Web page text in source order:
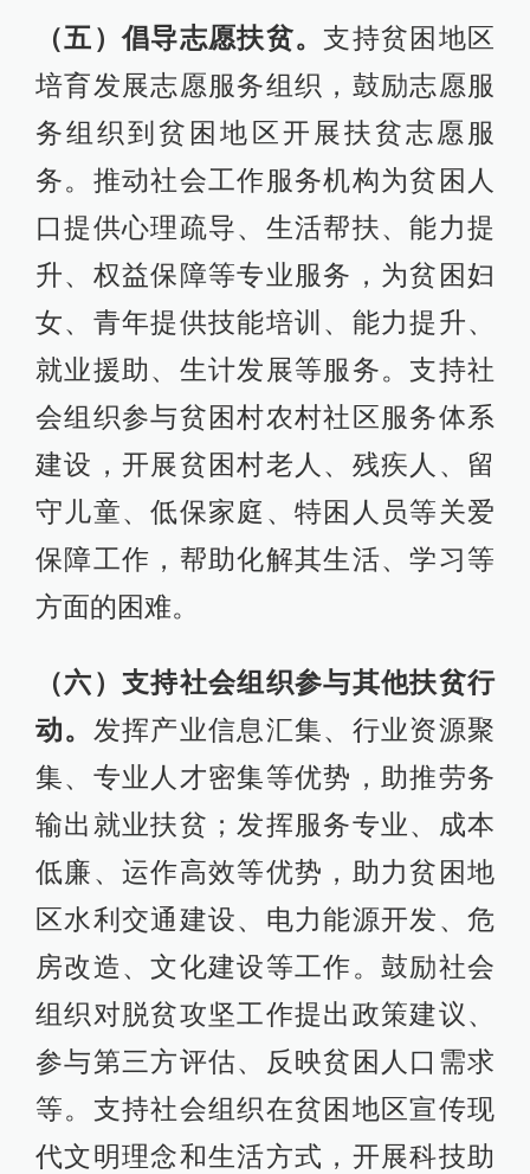
（五）倡导志愿扶贫。 支持贫困地区
培育发展志愿服务组织，鼓励志愿服
务组织到贫困地区开展扶贫志愿服
务。推动社会工作服务机构为贫困人
口提供心理疏导、生活帮扶、能力提
升、权益保障等专业服务，为贫困妇
女、青年提供技能培训、能力提升、
就业援助、生计发展等服务。支持社
会组织参与贫困村农村社区服务体系
建设，开展贫困村老人、残疾人、留
守儿童、低保家庭、特困人员等关爱
保障工作，帮助化解其生活、学习等
方面的困难。
（六）支持社会组织参与其他扶贫行
动。 发挥产业信息汇集、行业资源聚
集、专业人才密集等优势，助推劳务
输出就业扶贫；发挥服务专业、成本
低廉、运作高效等优势，助力贫困地
区水利交通建设、电力能源开发、危
房改造、文化建设等工作。鼓励社会
组织对脱贫攻坚工作提出政策建议、
参与第三方评估、反映贫困人口需求
等。支持社会组织在贫困地区宣传现
代文明理念和生活方式，开展科技助